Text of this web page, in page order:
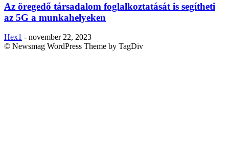
Az öregedő társadalom foglalkoztatását is segítheti
az 5G a munkahelyeken
Hex1 - november 22, 2023
© Newsmag WordPress Theme by TagDiv